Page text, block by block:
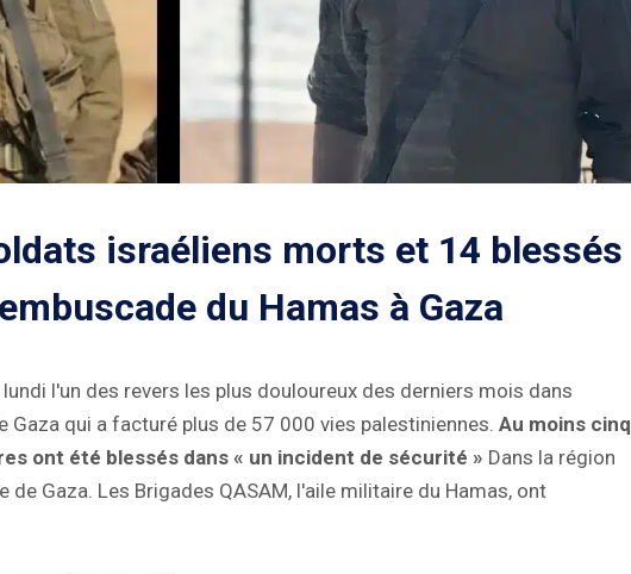
israéliens morts et 14 blessés
du Hamas à Gaza
l'un des revers les plus douloureux des derniers mois dans
Gaza qui a facturé plus de 57 000 vies palestiniennes. Au moins cinq
ont été blessés dans « un incident de sécurité » Dans la région
de Gaza. Les Brigades QASAM, l'aile militaire du Hamas, ont